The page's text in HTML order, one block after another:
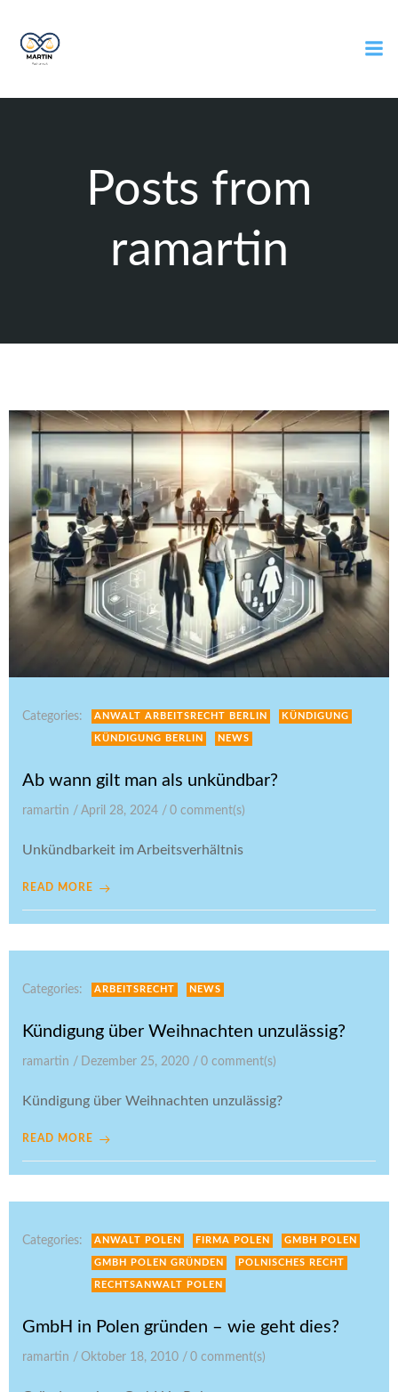
Posts from
ramartin
Categories: ANWALT ARBEITSRECHT BERLIN KÜNDIGUNG
KÜNDIGUNG BERLIN NEWS
Ab wann gilt man als unkündbar?
ramartin / April 28, 2024 / 0 comment(s)
Unkündbarkeit im Arbeitsverhältnis
READ MORE
Categories: ARBEITSRECHT NEWS
Kündigung über Weihnachten unzulässig?
ramartin / Dezember 25, 2020 / 0 comment(s)
Kündigung über Weihnachten unzulässig?
READ MORE
Categories: ANWALT POLEN FIRMA POLEN GMBH POLEN
GMBH POLEN GRÜNDEN POLNISCHES RECHT
RECHTSANWALT POLEN
GmbH in Polen gründen – wie geht dies?
ramartin / Oktober 18, 2010 / 0 comment(s)